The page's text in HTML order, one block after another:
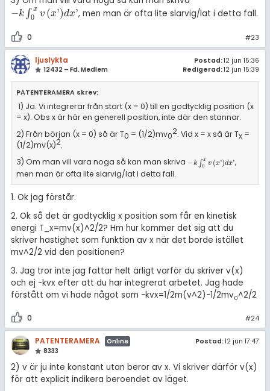
−k ∫ x
0 v (x')dx'
-k∫0 xvx'dx' , men man är ofta lite slarvig/lat i detta fall.
0 #23
ljuslykta
12432 – Fd. Medlem
Postad:12 jun 15:36
Redigerad:12 jun 15:39
PATENTERAMERA skrev:
1) Ja. Vi integrerar från start (x = 0) till en godtycklig position (x
= x). Obs x är här en generell position, inte där den stannar.
2) Från början (x = 0) så är T0 = (1/2)mv0
2. Vid x = x så är Tx=
(1/2)mv(x)2.
3) Om man vill vara noga så kan man skriva −k ∫ x
0 v (x')dx'
-k∫0xvx'dx'
,
men man är ofta lite slarvig/lat i detta fall.
1. Ok jag förstår.
2. Ok så det är godtycklig x position som får en kinetisk
energi T_x=mv(x)^2/2? Hm hur kommer det sig att du
skriver hastighet som funktion av x när det borde istället
mv^2/2 vid den positionen?
3. Jag tror inte jag fattar helt ärligt varför du skriver v(x)
och ej -kvx efter att du har integrerat arbetet. Jag hade
förstått om vi hade något som -kvx=1/2m(v^2)-1/2mv0^2/2
0 #24
PATENTERAMERA
Online
8333
Postad:12 jun 17:47
2) v är ju inte konstant utan beror av x. Vi skriver därför v(x)
för att explicit indikera beroendet av läget.